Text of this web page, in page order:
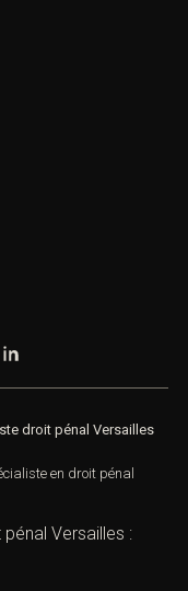
droit pénal Versailles
en droit pénal
Versailles :